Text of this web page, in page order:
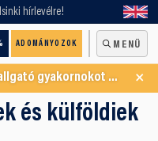
hírlevélre!
ADOMÁNYOZOK MENÜ
keresünk Menekültügyi Programunkba ×
és külföldiek